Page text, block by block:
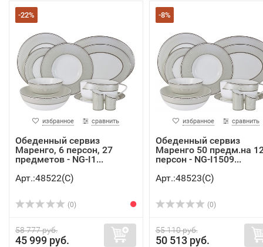
-22%
избранное сравнить
Обеденный сервиз
Маренго, 6 персон, 27
предметов - NG-I1...
Арт.:48522(C)
(0)
58 777 руб.
45 999 руб.
-8%
избранное сравнить
Обеденный сервиз
Маренго 50 предм.на
персон - NG-I1509...
Арт.:48523(C)
(0)
55 110 руб.
50 513 руб.